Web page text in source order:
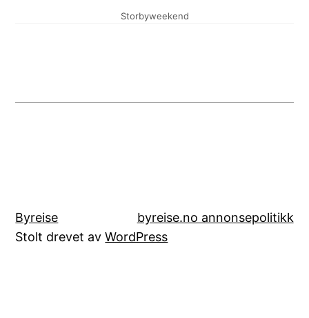
Storbyweekend
Byreise
byreise.no annonsepolitikk
Stolt drevet avWordPress